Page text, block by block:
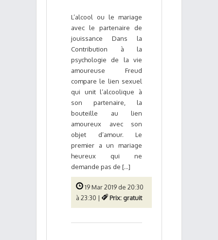
L’alcool ou le mariage
avec le partenaire de
jouissance Dans la
Contribution à la
psychologie de la vie
amoureuse Freud
compare le lien sexuel
qui unit l’alcoolique à
son partenaire, la
bouteille au lien
amoureux avec son
objet d’amour. Le
premier a un mariage
heureux qui ne
demande pas de [...]
19 Mar 2019 de 20:30
à 23:30 |
Prix: gratuit